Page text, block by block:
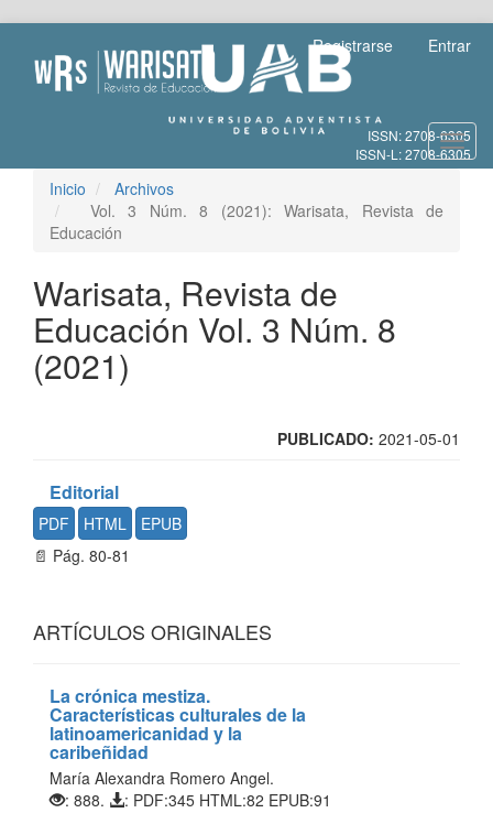
rápido
página
Navegación
principal
Contenido
lateral
Registrarse Entrar
Inicio
Archivos
Vol. 3 Núm. 8 (2021): Warisata, Revista de
Educación
Warisata, Revista de
Educación Vol. 3 Núm. 8
(2021)
PUBLICADO: 2021-05-01
Editorial
PDF HTML
EPUB
📄 Pág. 80-81
ARTÍCULOS ORIGINALES
La crónica mestiza.
Características culturales de la
latinoamericanidad y la
caribeñidad
María Alexandra Romero Angel.
: 888.
: PDF:345 HTML:82 EPUB:91